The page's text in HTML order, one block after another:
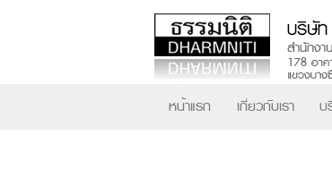
หน้าแรก เกี่ยวกับเรา บ